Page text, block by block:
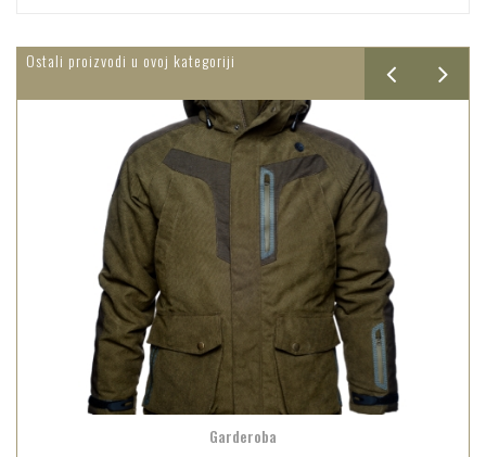
Ostali proizvodi u ovoj kategoriji
Garderoba